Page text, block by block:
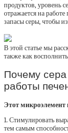
продуктов, уровень
отражается на
запасы серы, чтобы
В этой статье мы
также как
Почему
работы
Этот микроэлемент
1. Стимулировать
тем самым